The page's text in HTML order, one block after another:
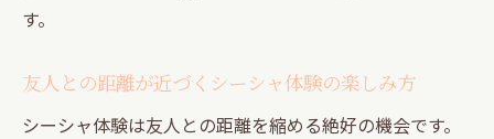
す。
友人との距離が近づくシーシャ体験の楽しみ方
シーシャ体験は友人との距離を縮める絶好の機会です。